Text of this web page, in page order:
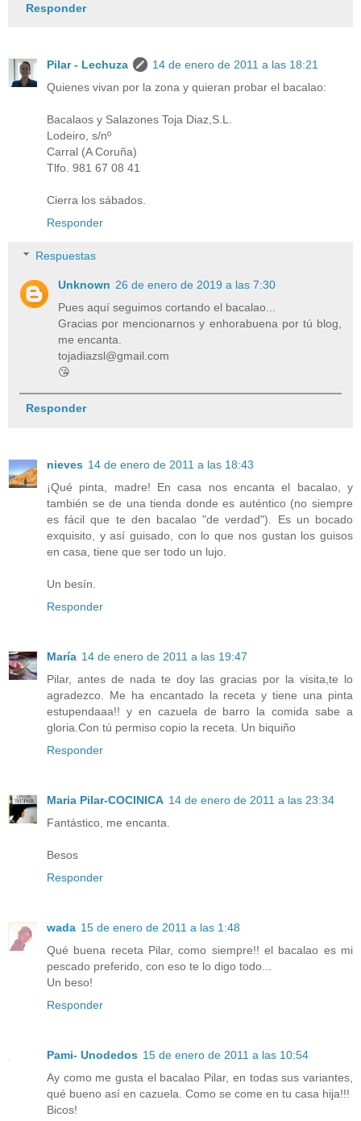
Responder
Pilar - Lechuza
14 de enero de 2011 a las 18:21
Quienes vivan por la zona y quieran probar el bacalao:
Bacalaos y Salazones Toja Diaz,S.L.
Lodeiro, s/nº
Carral (A Coruña)
Tlfo. 981 67 08 41
Cierra los sábados.
Responder
Respuestas
Unknown 26 de enero de 2019 a las 7:30
Pues aquí seguimos cortando el bacalao...
Gracias por mencionarnos y enhorabuena por tú blog,
me encanta.
tojadiazsl@gmail.com
😘
Responder
nieves 14 de enero de 2011 a las 18:43
¡Qué pinta, madre! En casa nos encanta el bacalao, y
también se de una tienda donde es auténtico (no siempre
es fácil que te den bacalao "de verdad"). Es un bocado
exquisito, y así guisado, con lo que nos gustan los guisos
en casa, tiene que ser todo un lujo.
Un besín.
Responder
María 14 de enero de 2011 a las 19:47
Pilar, antes de nada te doy las gracias por la visita,te lo
agradezco. Me ha encantado la receta y tiene una pinta
estupendaaa!! y en cazuela de barro la comida sabe a
gloria.Con tú permiso copio la receta. Un biquiño
Responder
Maria Pilar-COCINICA 14 de enero de 2011 a las 23:34
Fantástico, me encanta.
Besos
Responder
wada 15 de enero de 2011 a las 1:48
Qué buena receta Pilar, como siempre!! el bacalao es mi
pescado preferido, con eso te lo digo todo...
Un beso!
Responder
Pami- Unodedos 15 de enero de 2011 a las 10:54
Ay como me gusta el bacalao Pilar, en todas sus variantes,
qué bueno así en cazuela. Como se come en tu casa hija!!!
Bicos!